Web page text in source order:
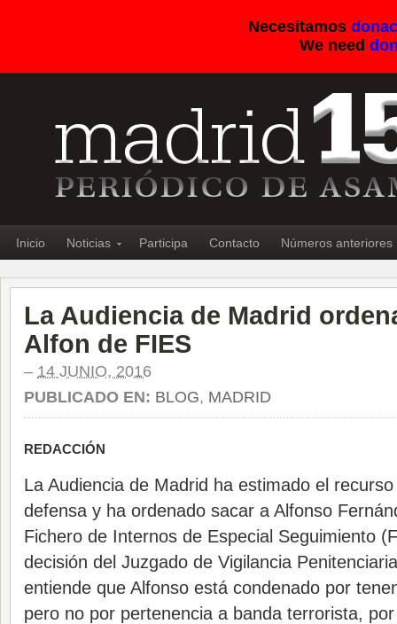
Necesitamos
We need
Inicio Noticias Participa Contacto Números anteriores
La Audiencia de Madrid
Alfon de FIES
– 14 JUNIO, 2016
PUBLICADO EN: BLOG, MADRID
REDACCIÓN
La Audiencia de Madrid ha estimado el
defensa y ha ordenado sacar a Alfonso
Fichero de Internos de Especial Seguimiento
decisión del Juzgado de Vigilancia
entiende que Alfonso está condenado por
pero no por pertenencia a banda terrorista,